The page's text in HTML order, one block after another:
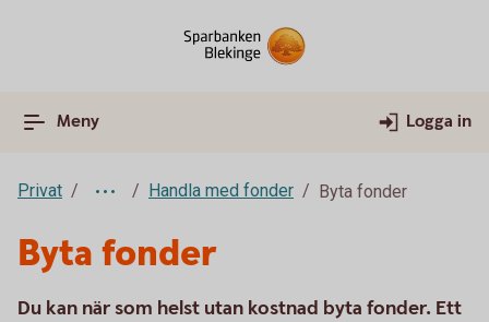
Meny Logga in
Privat Handla med fonder Byta fonder
Byta fonder
Du kan när som helst utan kostnad byta fonder. Ett